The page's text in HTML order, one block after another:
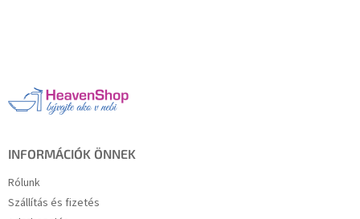
INFORMÁCIÓK ÖNNEK
Rólunk
Szállítás és fizetés